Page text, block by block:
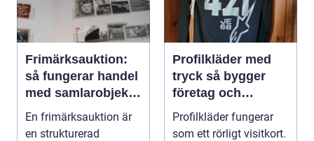
Frimärksauktion:
så fungerar handel
med samlarobjekt i
praktiken
En frimärksauktion är
en strukturerad
Profilkläder med
tryck så bygger
företag och
klubbar en starkare
identitet
Profilkläder fungerar
som ett rörligt visitkort.